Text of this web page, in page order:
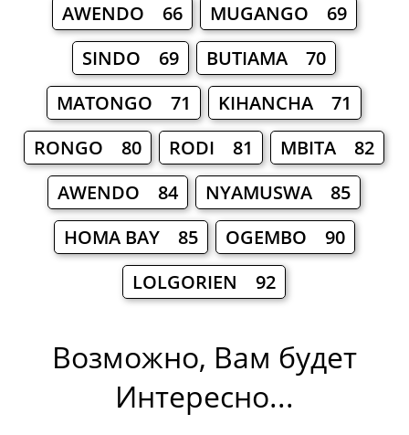
AWENDO 66
MUGANGO 69
SINDO 69
BUTIAMA 70
MATONGO 71
KIHANCHA 71
RONGO 80
RODI 81
MBITA 82
AWENDO 84
NYAMUSWA 85
HOMA BAY 85
OGEMBO 90
LOLGORIEN 92
Возможно, Вам будет
Интересно...